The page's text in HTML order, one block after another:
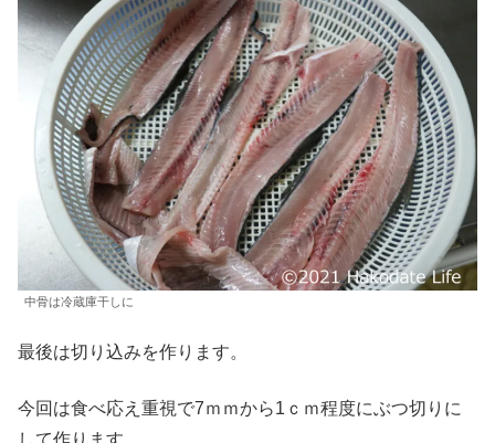
中骨は冷蔵庫干しに
最後は切り込みを作ります。
今回は食べ応え重視で7ｍｍから1ｃｍ程度にぶつ切りに
して作ります。